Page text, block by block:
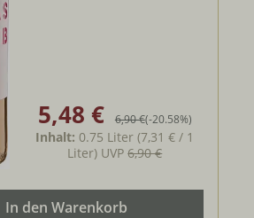
Verkaufspreis:
5,48 € Regulärer Preis:
6,90 €(-20.58%)
Inhalt: 0.75 Liter(7,31 € / 1
Liter) UVP6,90 €
In den Warenkorb